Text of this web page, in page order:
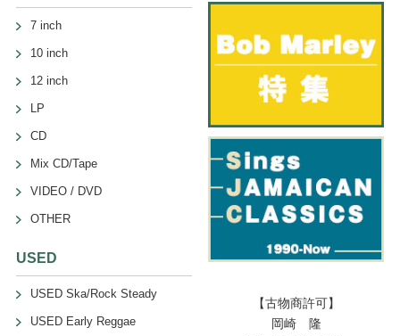
7 inch
10 inch
12 inch
LP
CD
Mix CD/Tape
VIDEO / DVD
OTHER
USED
USED Ska/Rock Steady
USED Early Reggae
【古物商許可】
岡崎 隆